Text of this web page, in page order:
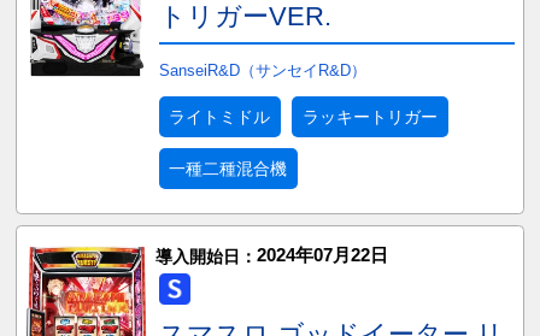
トリガーVER.
SanseiR&D（サンセイR&D）
ライトミドル ラッキートリガー
一種二種混合機
導入開始日： 2024年07月22日